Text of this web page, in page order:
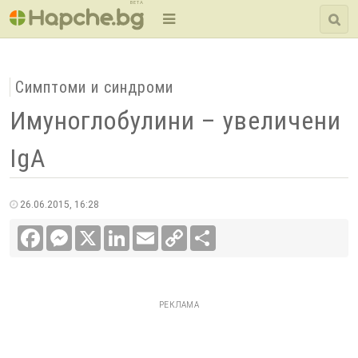
BETA
Симптоми и синдроми
Имуноглобулини – увеличени
IgA
26.06.2015, 16:28
FacebookMessenger LinkedInEmail
Copy
Link
РЕКЛАМА